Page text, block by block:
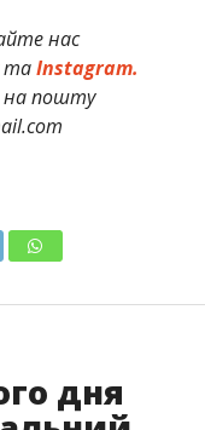
нас
Instagram.
на пошту
дня